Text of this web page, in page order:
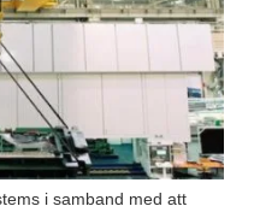
i samband med att